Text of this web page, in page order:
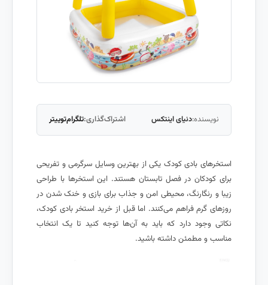
نویسنده:دنیای اینتکس اشتراک‌گذاری:تلگرامتوییتر
استخرهای بادی کودک یکی از بهترین وسایل سرگرمی و تفریحی
برای کودکان در فصل تابستان هستند. این استخرها با طراحی
زیبا و رنگارنگ، محیطی امن و جذاب برای بازی و خنک شدن در
روزهای گرم فراهم می‌کنند. اما قبل از خرید استخر بادی کودک،
نکاتی وجود دارد که باید به آن‌ها توجه کنید تا یک انتخاب
مناسب و مطمئن داشته باشید.